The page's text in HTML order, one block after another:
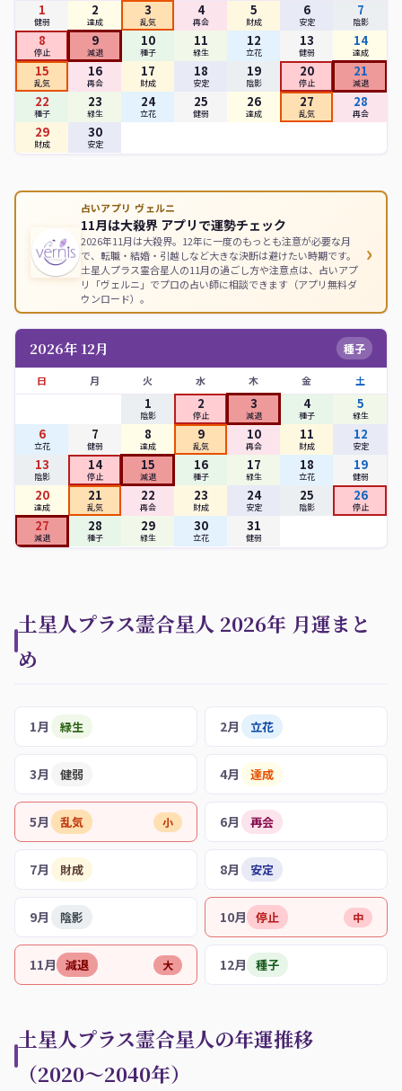
1
健弱
2
達成
3
乱気
4
再会
5
財成
6
安定
7
陰影
8
停止
9
減退
10
種子
11
緑生
12
立花
13
健弱
14
達成
15
乱気
16
再会
17
財成
18
安定
19
陰影
20
停止
21
減退
22
種子
23
緑生
24
立花
25
健弱
26
達成
27
乱気
28
再会
29
財成
30
安定
占いアプリ ヴェルニ
11月は大殺界 アプリで運勢チェック
2026年11月は大殺界。12年に一度のもっとも注意が必要な月
で、転職・結婚・引越しなど大きな決断は避けたい時期です。
土星人プラス霊合星人の11月の過ごし方や注意点は、占いアプ
リ「ヴェルニ」でプロの占い師に相談できます（アプリ無料ダ
ウンロード）。
›
2026年 12月 種子
日 月 火 水 木 金 土
1
陰影
2
停止
3
減退
4
種子
5
緑生
6
立花
7
健弱
8
達成
9
乱気
10
再会
11
財成
12
安定
13
陰影
14
停止
15
減退
16
種子
17
緑生
18
立花
19
健弱
20
達成
21
乱気
22
再会
23
財成
24
安定
25
陰影
26
停止
27
減退
28
種子
29
緑生
30
立花
31
健弱
土星人プラス霊合星人 2026年 月運まと
め
1月 緑生 2月 立花
3月 健弱 4月 達成
5月 乱気 小 6月 再会
7月 財成 8月 安定
9月 陰影 10月 停止 中
11月 減退 大 12月 種子
土星人プラス霊合星人の年運推移
（2020〜2040年）